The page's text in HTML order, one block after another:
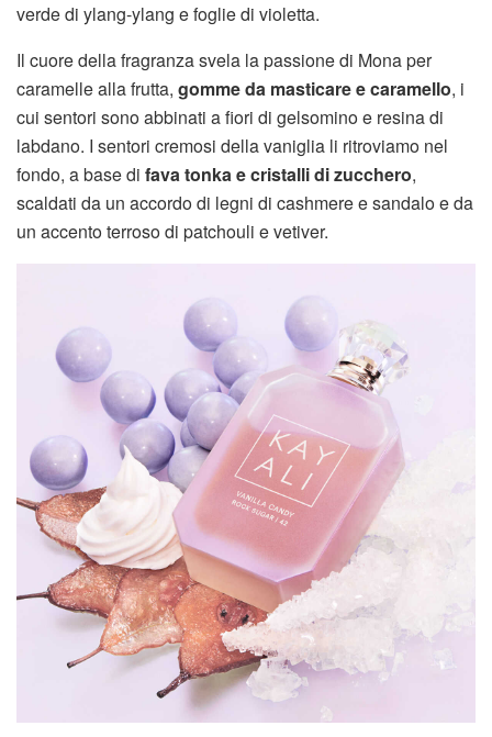
verde di ylang-ylang e foglie di violetta.
Il cuore della fragranza svela la passione di Mona per
caramelle alla frutta, gomme da masticare e caramello, i
cui sentori sono abbinati a fiori di gelsomino e resina di
labdano. I sentori cremosi della vaniglia li ritroviamo nel
fondo, a base di fava tonka e cristalli di zucchero,
scaldati da un accordo di legni di cashmere e sandalo e da
un accento terroso di patchouli e vetiver.